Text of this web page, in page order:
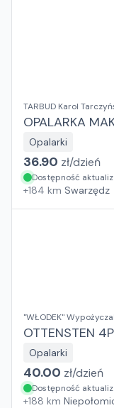
TARBUD Karol
OPALARKA
Opalarki
36.90 zł/dzień
Dostępność
+184 km Swarzędz
"WŁODEK"
OTTENSTEN
Opalarki
40.00 zł/dzień
Dostępność
+188 km